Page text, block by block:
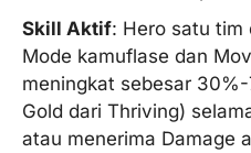
Skill Aktif: Hero satu tim
Mode kamuflase dan
meningkat sebesar
Gold dari Thriving)
atau menerima Damage